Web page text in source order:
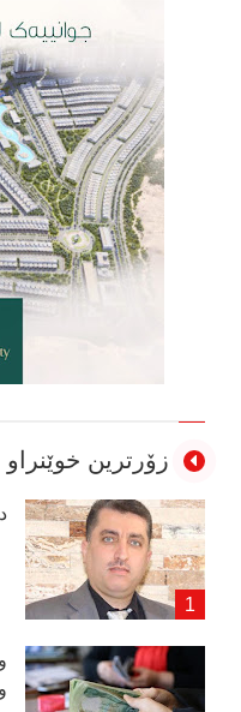
زۆرترین خوێنراو